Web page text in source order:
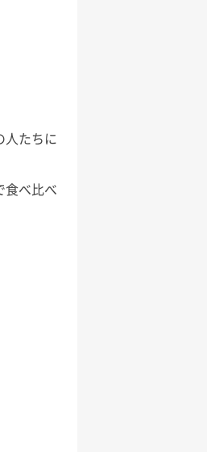
人たちに
食べ比べ